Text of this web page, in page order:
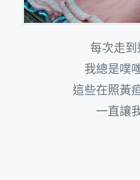
每次走
我總是噗
這些在照黃
一直讓